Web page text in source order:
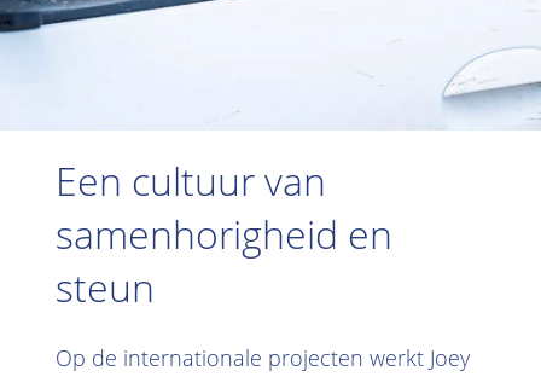
Een cultuur van
samenhorigheid en
steun
Op de internationale projecten werkt Joey